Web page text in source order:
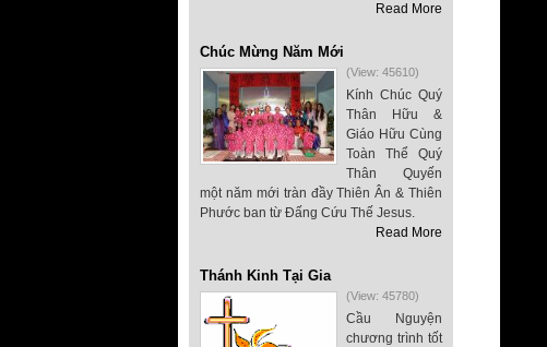
Read More
Chúc Mừng Năm Mới
(View: 45610)
Kính Chúc Quý
Thân Hữu &
Giáo Hữu Cùng
Toàn Thể Quý
Thân Quyến
một năm mới tràn đầy Thiên Ân & Thiên
Phước ban từ Đấng Cứu Thế Jesus.
Read More
Thánh Kinh Tại Gia
(View: 45780)
Cầu Nguyện
chương trình tốt